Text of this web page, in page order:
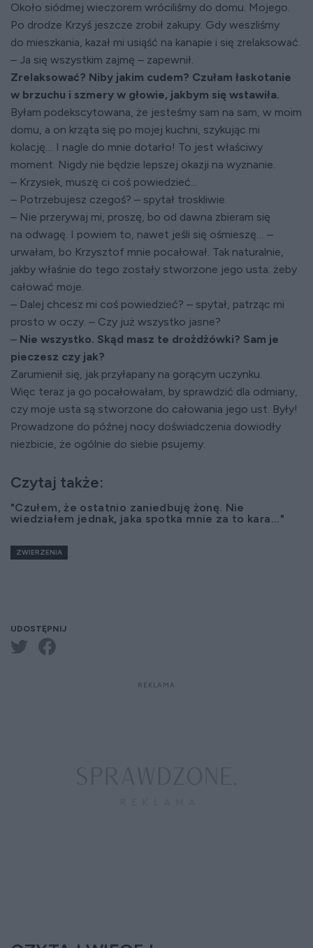
Około siódmej wieczorem wróciliśmy do domu. Mojego.
Po drodze Krzyś jeszcze zrobił zakupy. Gdy weszliśmy
do mieszkania, kazał mi usiąść na kanapie i się zrelaksować.
– Ja się wszystkim zajmę – zapewnił.
Zrelaksować? Niby jakim cudem? Czułam łaskotanie
w brzuchu i szmery w głowie, jakbym się wstawiła.
Byłam podekscytowana, że jesteśmy sam na sam, w moim
domu, a on krząta się po mojej kuchni, szykując mi
kolację… I nagle do mnie dotarło! To jest właściwy
moment. Nigdy nie będzie lepszej okazji na wyznanie.
– Krzysiek, muszę ci coś powiedzieć...
– Potrzebujesz czegoś? – spytał troskliwie.
– Nie przerywaj mi, proszę, bo od dawna zbieram się
na odwagę. I powiem to, nawet jeśli się ośmieszę… –
urwałam, bo Krzysztof mnie pocałował. Tak naturalnie,
jakby właśnie do tego zostały stworzone jego usta: żeby
całować moje.
– Dalej chcesz mi coś powiedzieć? – spytał, patrząc mi
prosto w oczy. – Czy już wszystko jasne?
– Nie wszystko. Skąd masz te drożdżówki? Sam je
pieczesz czy jak?
Zarumienił się, jak przyłapany na gorącym uczynku.
Więc teraz ja go pocałowałam, by sprawdzić dla odmiany,
czy moje usta są stworzone do całowania jego ust. Były!
Prowadzone do późnej nocy doświadczenia dowiodły
niezbicie, że ogólnie do siebie psujemy.
Czytaj także:
"Czułem, że ostatnio zaniedbuję żonę. Nie
wiedziałem jednak, jaka spotka mnie za to kara..."
ZWIERZENIA
UDOSTĘPNIJ